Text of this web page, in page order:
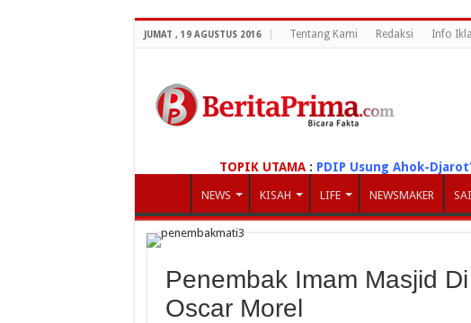
JUMAT , 19 AGUSTUS 2016 Tentang Kami Redaksi Info
TOPIK UTAMA : PDIP Usung Ahok-
NEWS KISAH LIFE NEWSMAKER
Penembak Imam Masjid
Oscar Morel